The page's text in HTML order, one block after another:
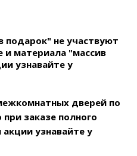
подарок" не участвуют
материала "массив
узнавайте у
дверей по
заказе полного
узнавайте у